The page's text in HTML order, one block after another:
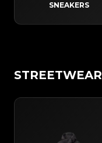
SNEAKERS
STREETWEAR